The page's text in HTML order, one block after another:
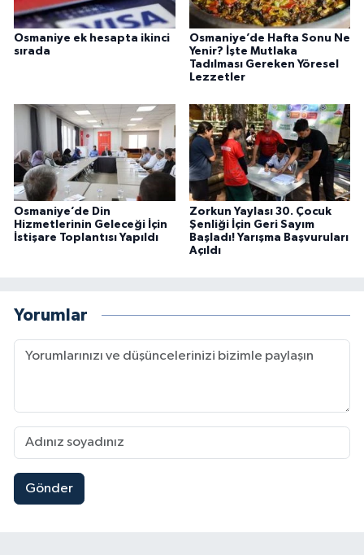
Osmaniye ek hesapta ikinci
sırada
Osmaniye’de Hafta Sonu Ne
Yenir? İşte Mutlaka
Tadılması Gereken Yöresel
Lezzetler
Osmaniye’de Din
Hizmetlerinin Geleceği İçin
İstişare Toplantısı Yapıldı
Zorkun Yaylası 30. Çocuk
Şenliği İçin Geri Sayım
Başladı! Yarışma Başvuruları
Açıldı
Yorumlar
Gönder